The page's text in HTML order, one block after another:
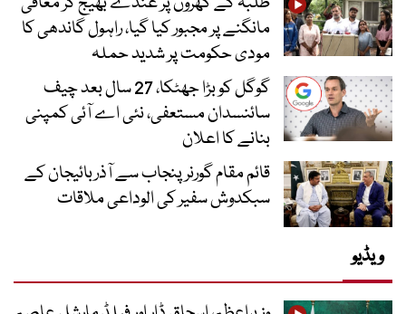
مانگنے پر مجبور کیا گیا، راہول گاندھی کا
مودی حکومت پر شدید حملہ
گوگل کو بڑا جھٹکا، 27 سال بعد چیف
سائنسدان مستعفی، نئی اے آئی کمپنی
بنانے کا اعلان
قائم مقام گورنر پنجاب سے آذربائیجان کے
سبکدوش سفیر کی الوداعی ملاقات
ویڈیو